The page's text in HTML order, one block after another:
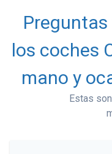
los coches
mano y
Estas